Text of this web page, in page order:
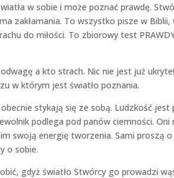
w sobie i może poznać prawdę.
zakłamania. To wszystko pisze w
do miłości. To zbiorowy test
a kto strach. Nic nie jest już
w którym jest światło poznania.
stykają się ze sobą. Ludzkość
podlega pod panów ciemności. Oni
swoją energię tworzenia. Sami proszą
o sobie.
gdyż światło Stwórcy go prowadzi